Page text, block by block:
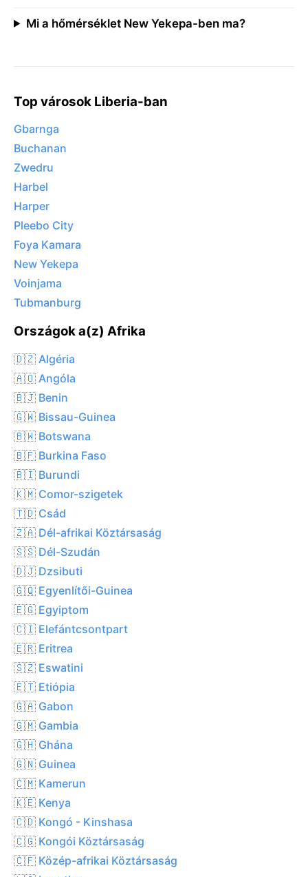
Mi a hőmérséklet New Yekepa-ben ma?
Top városok Liberia-ban
Gbarnga
Buchanan
Zwedru
Harbel
Harper
Pleebo City
Foya Kamara
New Yekepa
Voinjama
Tubmanburg
Országok a(z) Afrika
🇩🇿 Algéria
🇦🇴 Angóla
🇧🇯 Benin
🇬🇼 Bissau-Guinea
🇧🇼 Botswana
🇧🇫 Burkina Faso
🇧🇮 Burundi
🇰🇲 Comor-szigetek
🇹🇩 Csád
🇿🇦 Dél-afrikai Köztársaság
🇸🇸 Dél-Szudán
🇩🇯 Dzsibuti
🇬🇶 Egyenlítői-Guinea
🇪🇬 Egyiptom
🇨🇮 Elefántcsontpart
🇪🇷 Eritrea
🇸🇿 Eswatini
🇪🇹 Etiópia
🇬🇦 Gabon
🇬🇲 Gambia
🇬🇭 Ghána
🇬🇳 Guinea
🇨🇲 Kamerun
🇰🇪 Kenya
🇨🇩 Kongó - Kinshasa
🇨🇬 Kongói Köztársaság
🇨🇫 Közép-afrikai Köztársaság